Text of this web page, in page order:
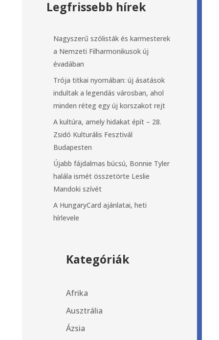
Legfrissebb hírek
Nagyszerű szólisták és karmesterek
a Nemzeti Filharmonikusok új
évadában
Trója titkai nyomában: új ásatások
indultak a legendás városban, ahol
minden réteg egy új korszakot rejt
A kultúra, amely hidakat épít – 28.
Zsidó Kulturális Fesztivál
Budapesten
Újabb fájdalmas búcsú, Bonnie Tyler
halála ismét összetörte Leslie
Mandoki szívét
A HungaryCard ajánlatai, heti
hírlevele
Kategóriák
Afrika
Ausztrália
Ázsia